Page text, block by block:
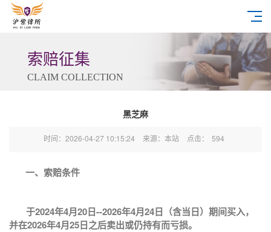
索赔征集
CLAIM COLLECTION
黑芝麻
时间：2026-04-27 10:15:24 来源：本站 点击： 594
一、索赔条件
于2024年4月20日--2026年4月24日（含当日）期间买入，
并在2026年4月25日之后卖出或仍持有而亏损。